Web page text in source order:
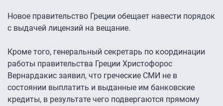
Новое правительство Греции обещает навести порядок
с выдачей лицензий на вещание.
Кроме того, генеральный секретарь по координации
работы правительства Греции Христофорос
Вернардакис заявил, что греческие СМИ не в
состоянии выплатить и выданные им банковские
кредиты, в результате чего подвергаются прямому